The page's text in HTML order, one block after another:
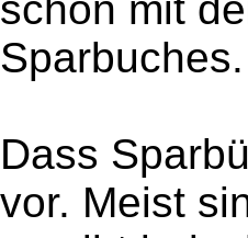
schon mit
Sparbuches.
Dass
vor. Meist